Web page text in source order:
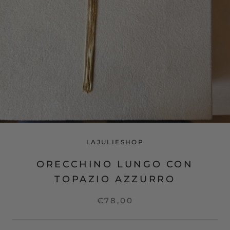
LAJULIESHOP
ORECCHINO LUNGO CON
TOPAZIO AZZURRO
€78,00